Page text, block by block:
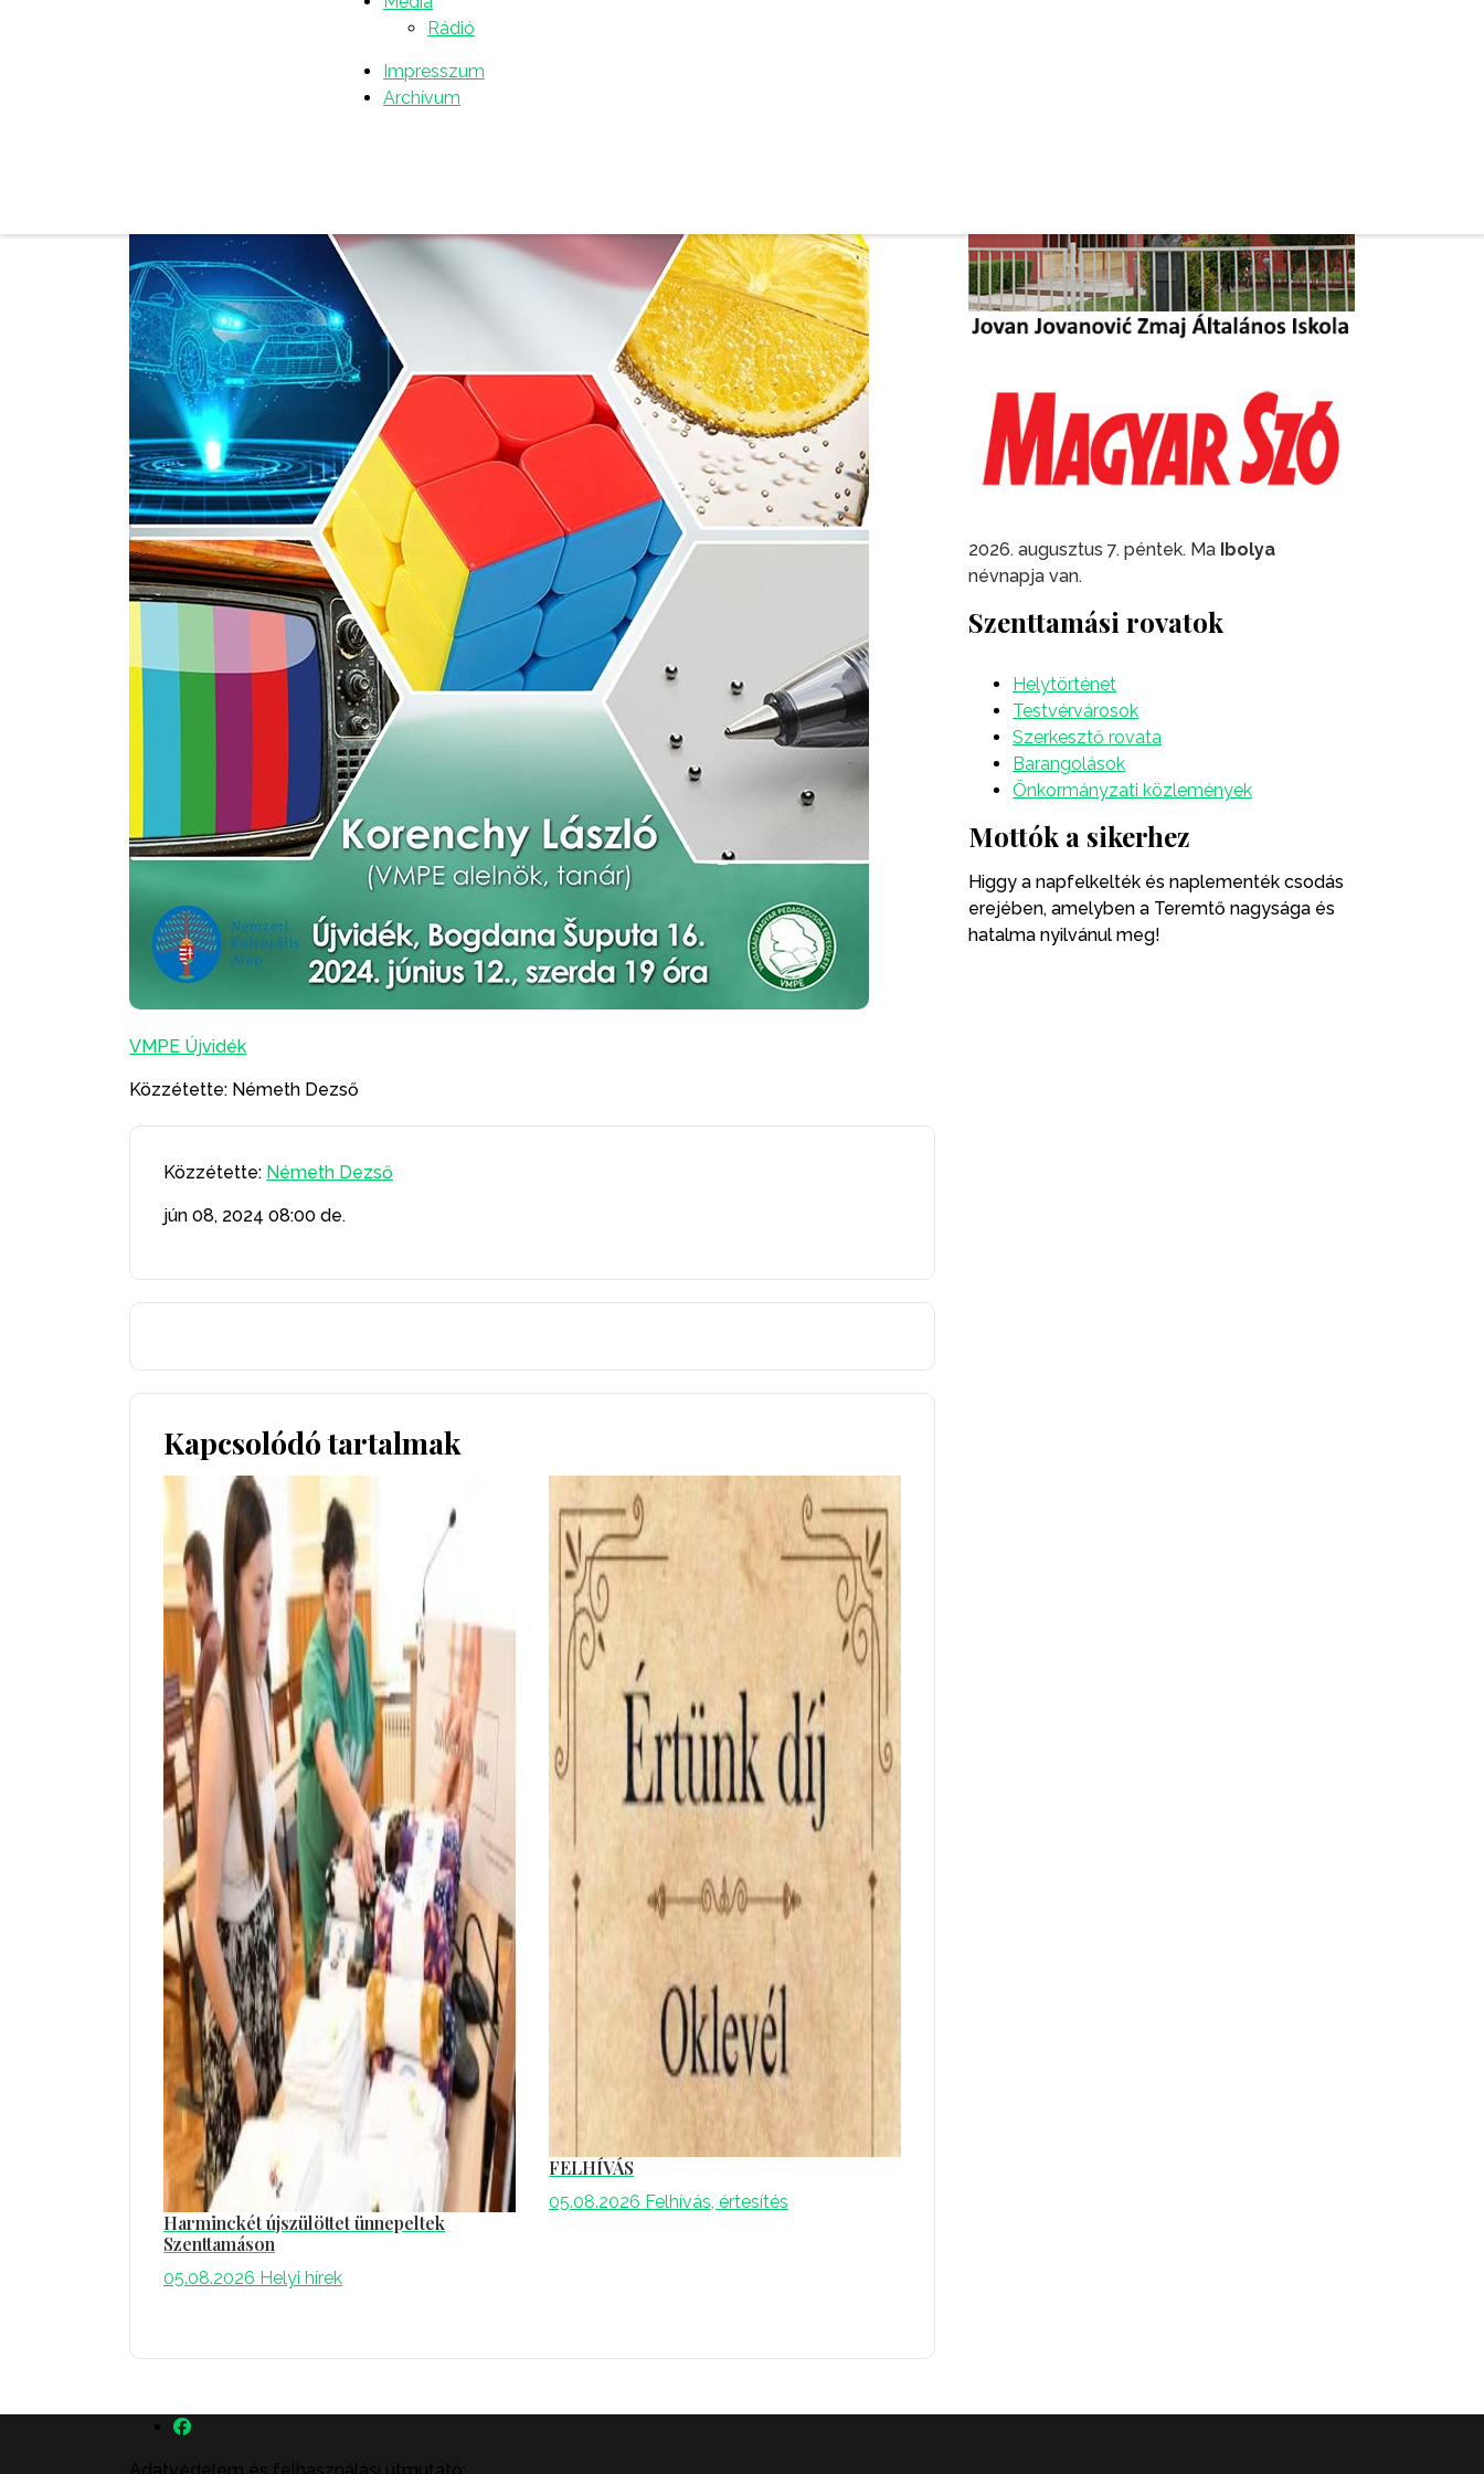
Rádió
Impresszum
Archívum
VMPE Újvidék
Közzétette: Németh Dezső
Közzétette: Németh Dezső
jún 08, 2024 08:00 de.
Kapcsolódó tartalmak
Harminckét újszülöttet ünnepeltek
Szenttamáson
05.08.2026 Helyi hírek
FELHÍVÁS
05.08.2026 Felhívás, értesítés
2026. augusztus 7. péntek. Ma Ibolya
névnapja van.
Szenttamási rovatok
Helytörténet
Testvérvárosok
Szerkesztő rovata
Barangolások
Önkormányzati közlemények
Mottók a sikerhez
Higgy a napfelkelték és naplementék csodás
erejében, amelyben a Teremtő nagysága és
hatalma nyilvánul meg!